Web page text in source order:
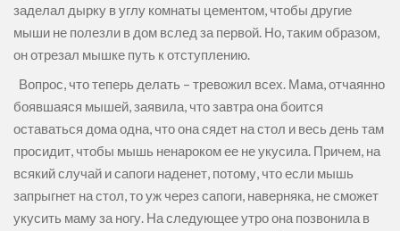
заделал дырку в углу комнаты цементом, чтобы другие
мыши не полезли в дом вслед за первой. Но, таким образом,
он отрезал мышке путь к отступлению.
Вопрос, что теперь делать – тревожил всех. Мама, отчаянно
боявшаяся мышей, заявила, что завтра она боится
оставаться дома одна, что она сядет на стол и весь день там
просидит, чтобы мышь ненароком ее не укусила. Причем, на
всякий случай и сапоги наденет, потому, что если мышь
запрыгнет на стол, то уж через сапоги, наверняка, не сможет
укусить маму за ногу. На следующее утро она позвонила в